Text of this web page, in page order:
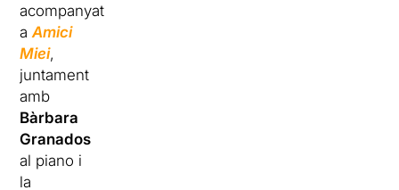
acompanyat
aAmici
Miei,
juntament
amb
Bàrbara
Granados
al piano i
la